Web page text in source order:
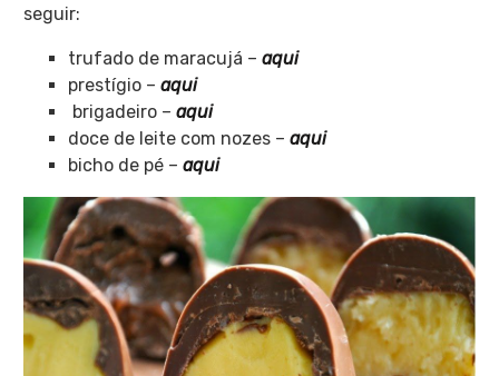
seguir:
trufado de maracujá – aqui
prestígio – aqui
brigadeiro – aqui
doce de leite com nozes – aqui
bicho de pé – aqui